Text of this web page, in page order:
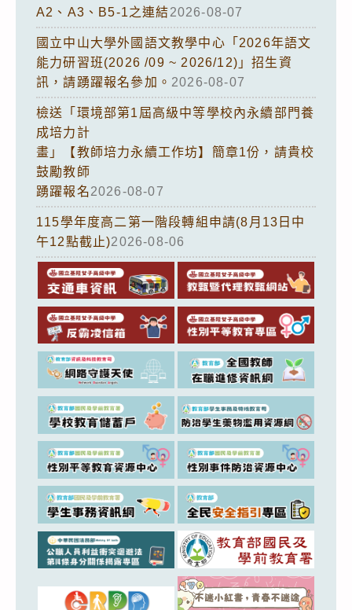
A2、A3、B5-1之連結2026-08-07
國立中山大學外國語文教學中心「2026年語文
能力研習班(2026 /09 ~ 2026/12)」招生資
訊，請踴躍報名參加。 2026-08-07
檢送「環境部第1屆高級中等學校內永續部門養
成培力計
畫」【教師培力永續工作坊】簡章1份，請貴校
鼓勵教師
踴躍報名2026-08-07
115學年度高二第一階段轉組申請(8月13日中
午12點截止)2026-08-06